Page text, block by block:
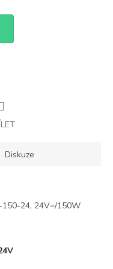
Diskuze
150-24, 24V=/150W